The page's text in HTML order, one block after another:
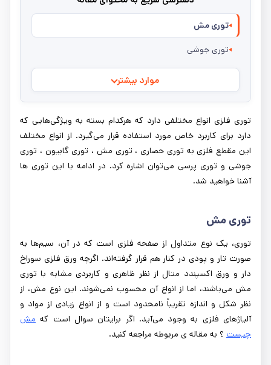
توری مش
توری جوشی
موارد بیشتر
توری فلزی انواع مختلفی دارد که هرکدام بسته به ویژگی‌هایی که
دارد برای کاربرد خاص مورد استفاده قرار می‌گیرد. از انواع مختلف
این مقطع فلزی به توری حصاری ، توری مش ، توری گابیون ، توری
جوشی و توری پرسی می‌توان اشاره کرد. در ادامه با این توری ها
آشنا خواهید شد.
توری مش
توری، یک نوع متداول از صفحه فلزی است که در آن، سیم‌ها به
صورت تار و پودی در کنار هم قرار گرفته‌‌اند. اگرچه ورق فلزی سوراخ
دار و ورق اکسپندد متال از نظر ظاهری و کاربردی مشابه با توری
مش می‌باشند، اما از انواع آن محسوب نمی‌شوند. این نوع مش، از
نظر شکل و اندازه تقریباً نامحدود است و از انواع زیادی از مواد و
آلیاژهای فلزی به وجود می‌آید. اگر برایتان سوال است که مش
چیست ؟ به مقاله ی مربوطه مراجعه کنید.